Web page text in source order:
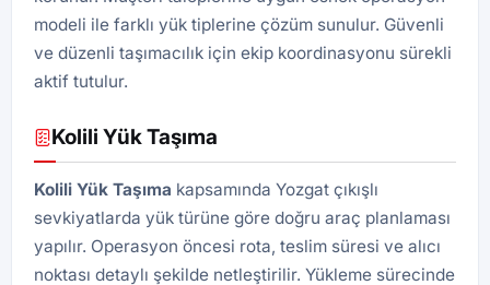
modeli ile farklı yük tiplerine çözüm sunulur. Güvenli
ve düzenli taşımacılık için ekip koordinasyonu sürekli
aktif tutulur.
Kolili Yük Taşıma
Kolili Yük Taşıma kapsamında Yozgat çıkışlı
sevkiyatlarda yük türüne göre doğru araç planlaması
yapılır. Operasyon öncesi rota, teslim süresi ve alıcı
noktası detaylı şekilde netleştirilir. Yükleme sürecinde